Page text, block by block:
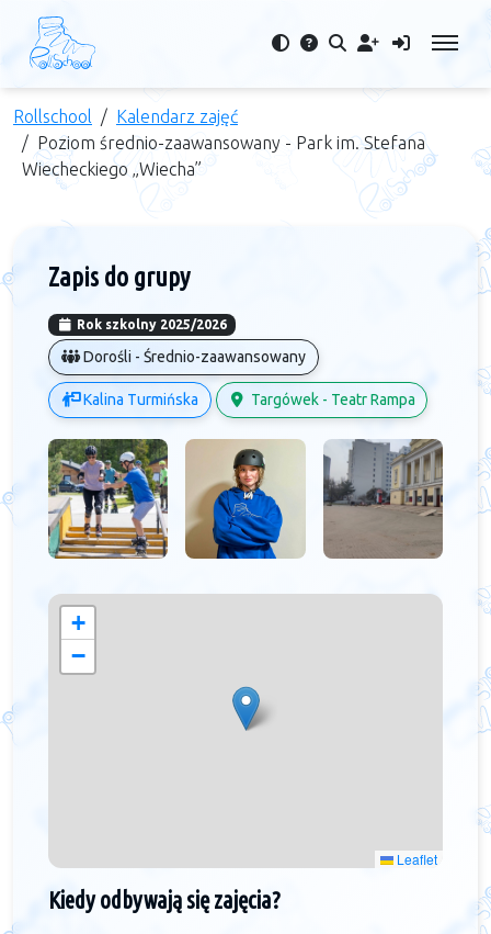
Rollschool
Kalendarz zajęć
Poziom średnio-zaawansowany - Park im. Stefana
Wiecheckiego „Wiecha”
Zapis do grupy
Rok szkolny 2025/2026
Dorośli - Średnio-zaawansowany
Kalina Turmińska Targówek - Teatr Rampa
+
−
Leaflet
Kiedy odbywają się zajęcia?